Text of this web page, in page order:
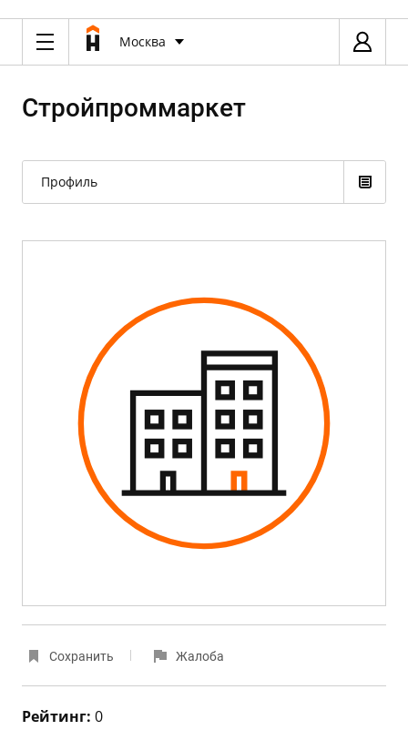
Москва
Стройпроммаркет
Профиль
Сохранить Жалоба
Рейтинг: 0